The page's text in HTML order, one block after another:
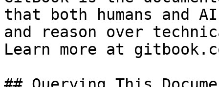
that both humans and
and reason over
Learn more at